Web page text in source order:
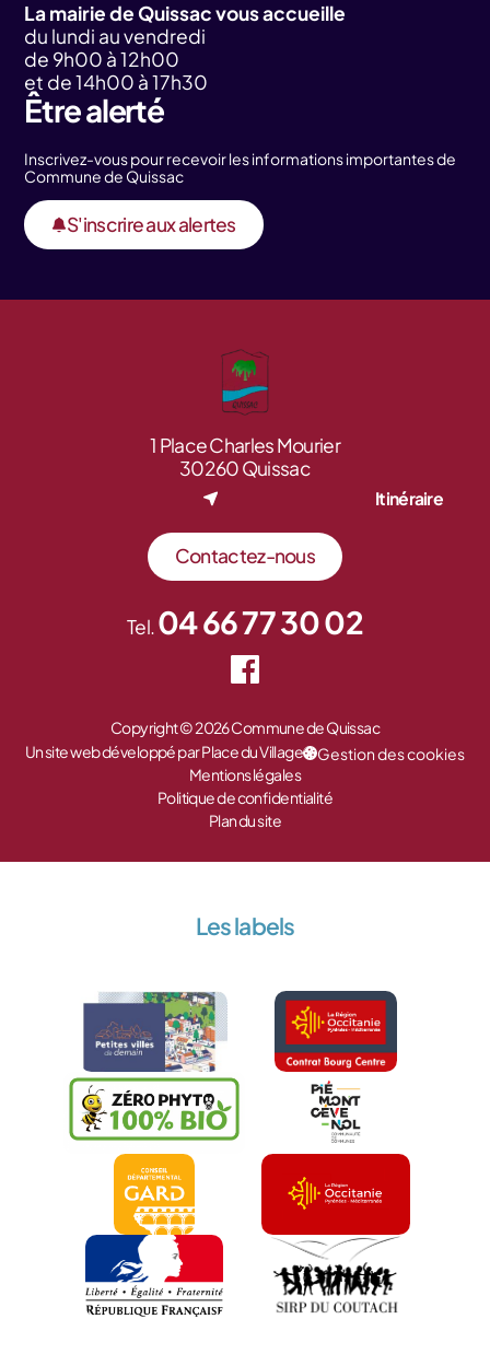
La mairie de Quissac vous accueille
du lundi au vendredi
de 9h00 à 12h00
et de 14h00 à 17h30
Être alerté
Inscrivez-vous pour recevoir les informations importantes de
Commune de Quissac
S'inscrire aux alertes
1 Place Charles Mourier
30260 Quissac
Itinéraire
Contactez-nous
Tel.04 66 77 30 02
Copyright © 2026 Commune de Quissac
Un site web développé par Place du Village
Gestion des cookies
Mentions légales
Politique de confidentialité
Plan du site
Les labels